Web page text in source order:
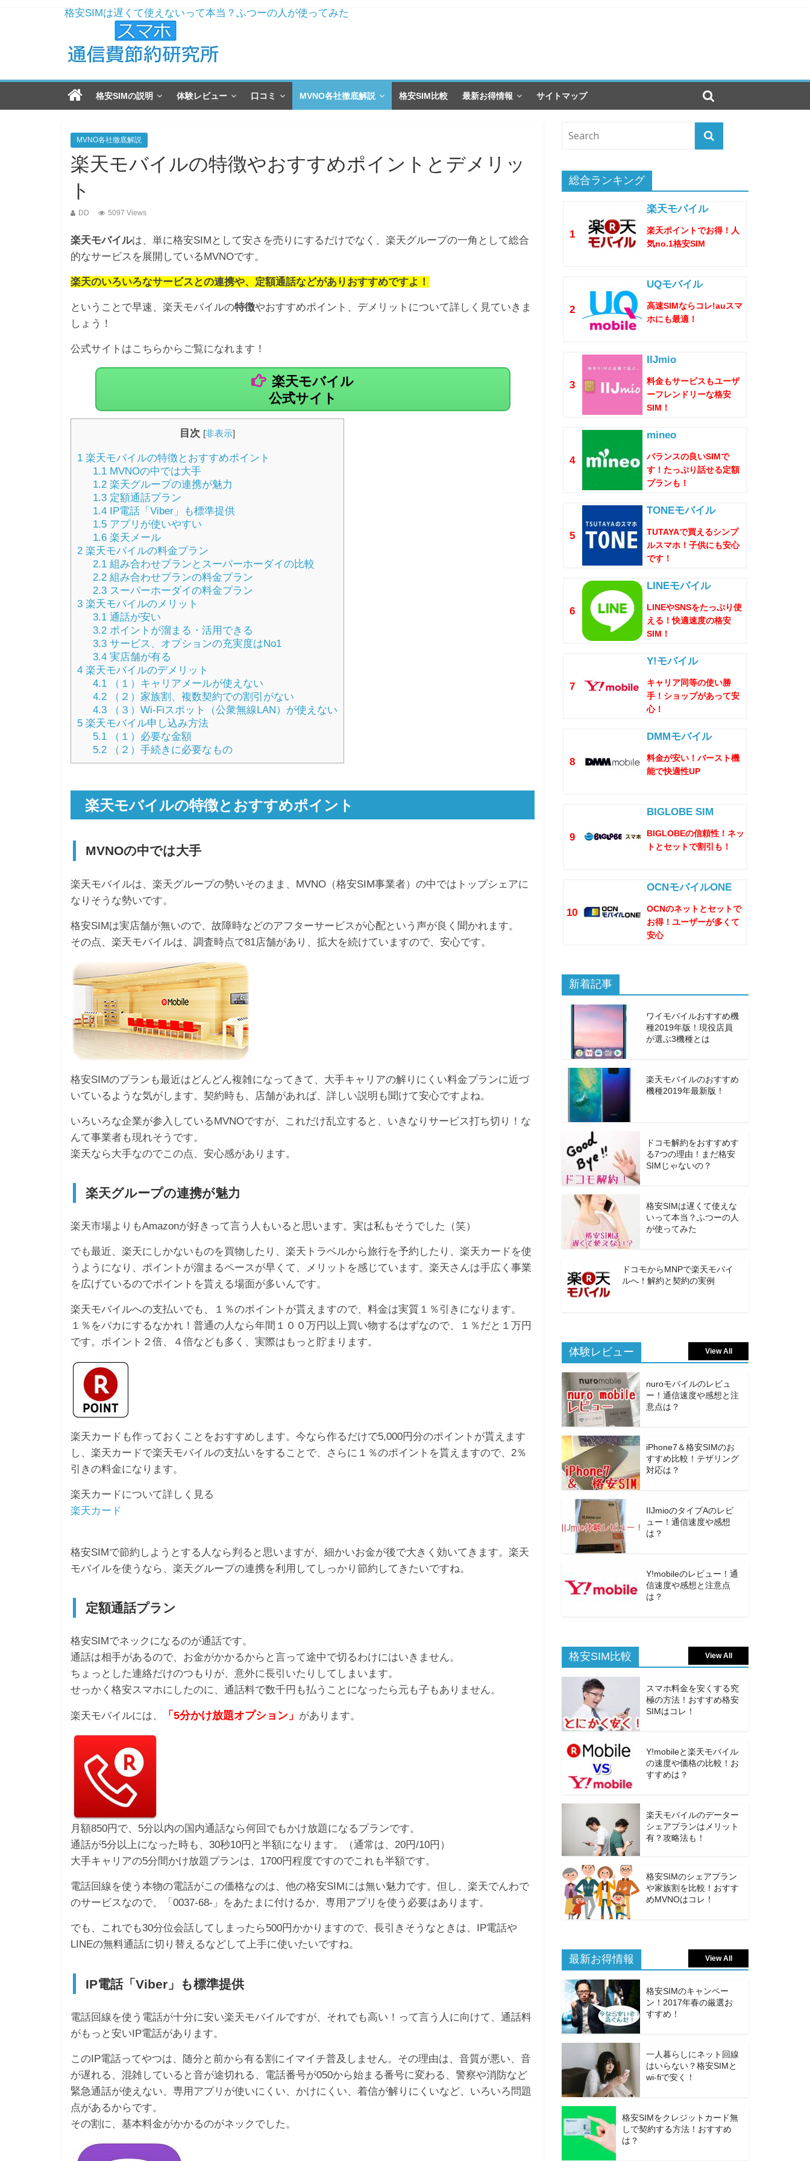
格安SIMは遅くて使えないって本当？ふつーの人が使ってみた
ドコモからMNPで楽天モバイルへ！解約と契約の実例
ワイモバイルおすすめ機種2019年版！現役店員が選ぶ3機種とは
楽天モバイルのおすすめ機種2019年最新版！
ドコモ解約をおすすめする7つの理由！まだ格安SIMじゃないの？
格安SIMの説明 体験レビュー 口コミ MVNO各社徹底解説 格安SIM比較 最新お得情報 サイトマップ
MVNO各社徹底解説
楽天モバイルの特徴やおすすめポイントとデメリッ
ト
DD 5097 Views
楽天モバイルは、単に格安SIMとして安さを売りにするだけでなく、楽天グループの一角として総合
的なサービスを展開しているMVNOです。
楽天のいろいろなサービスとの連携や、定額通話などがありおすすめですよ！
ということで早速、楽天モバイルの特徴やおすすめポイント、デメリットについて詳しく見ていきま
しょう！
公式サイトはこちらからご覧になれます！
楽天モバイル
公式サイト
目次 [非表示]
1 楽天モバイルの特徴とおすすめポイント
1.1MVNOの中では大手
1.2楽天グループの連携が魅力
1.3定額通話プラン
1.4IP電話「Viber」も標準提供
1.5アプリが使いやすい
1.6楽天メール
2 楽天モバイルの料金プラン
2.1組み合わせプランとスーパーホーダイの比較
2.2組み合わせプランの料金プラン
2.3スーパーホーダイの料金プラン
3 楽天モバイルのメリット
3.1通話が安い
3.2ポイントが溜まる・活用できる
3.3サービス、オプションの充実度はNo1
3.4実店舗が有る
4 楽天モバイルのデメリット
4.1（１）キャリアメールが使えない
4.2（２）家族割、複数契約での割引がない
4.3（３）Wi-Fiスポット（公衆無線LAN）が使えない
5 楽天モバイル申し込み方法
5.1（１）必要な金額
5.2（２）手続きに必要なもの
楽天モバイルの特徴とおすすめポイント
MVNOの中では大手
楽天モバイルは、楽天グループの勢いそのまま、MVNO（格安SIM事業者）の中ではトップシェアに
なりそうな勢いです。
格安SIMは実店舗が無いので、故障時などのアフターサービスが心配という声が良く聞かれます。
その点、楽天モバイルは、調査時点で81店舗があり、拡大を続けていますので、安心です。
格安SIMのプランも最近はどんどん複雑になってきて、大手キャリアの解りにくい料金プランに近づ
いているような気がします。契約時も、店舗があれば、詳しい説明も聞けて安心ですよね。
いろいろな企業が参入しているMVNOですが、これだけ乱立すると、いきなりサービス打ち切り！な
んて事業者も現れそうです。
楽天なら大手なのでこの点、安心感があります。
楽天グループの連携が魅力
楽天市場よりもAmazonが好きって言う人もいると思います。実は私もそうでした（笑）
でも最近、楽天にしかないものを買物したり、楽天トラベルから旅行を予約したり、楽天カードを使
うようになり、ポイントが溜まるペースが早くて、メリットを感じています。楽天さんは手広く事業
を広げているのでポイントを貰える場面が多いんです。
楽天モバイルへの支払いでも、１％のポイントが貰えますので、料金は実質１％引きになります。
１％をバカにするなかれ！普通の人なら年間１００万円以上買い物するはずなので、１％だと１万円
です。ポイント２倍、４倍なども多く、実際はもっと貯まります。
楽天カードも作っておくことをおすすめします。今なら作るだけで5,000円分のポイントが貰えます
し、楽天カードで楽天モバイルの支払いをすることで、さらに１％のポイントを貰えますので、2％
引きの料金になります。
楽天カードについて詳しく見る
楽天カード
格安SIMで節約しようとする人なら判ると思いますが、細かいお金が後で大きく効いてきます。楽天
モバイルを使うなら、楽天グループの連携を利用してしっかり節約してきたいですね。
定額通話プラン
格安SIMでネックになるのが通話です。
通話は相手があるので、お金がかかるからと言って途中で切るわけにはいきません。
ちょっとした連絡だけのつもりが、意外に長引いたりしてしまいます。
せっかく格安スマホにしたのに、通話料で数千円も払うことになったら元も子もありません。
楽天モバイルには、 「5分かけ放題オプション」 があります。
月額850円で、5分以内の国内通話なら何回でもかけ放題になるプランです。
通話が5分以上になった時も、30秒10円と半額になります。（通常は、20円/10円）
大手キャリアの5分間かけ放題プランは、1700円程度ですのでこれも半額です。
電話回線を使う本物の電話がこの価格なのは、他の格安SIMには無い魅力です。但し、楽天でんわで
のサービスなので、「0037-68-」をあたまに付けるか、専用アプリを使う必要はあります。
でも、これでも30分位会話してしまったら500円かかりますので、長引きそうなときは、IP電話や
LINEの無料通話に切り替えるなどして上手に使いたいですね。
IP電話「Viber」も標準提供
電話回線を使う電話が十分に安い楽天モバイルですが、それでも高い！って言う人に向けて、通話料
がもっと安いIP電話があります。
このIP電話ってやつは、随分と前から有る割にイマイチ普及しません。その理由は、音質が悪い、音
が遅れる、混雑していると音が途切れる、電話番号が050から始まる番号に変わる、警察や消防など
緊急通話が使えない、専用アプリが使いにくい、かけにくい、着信が解りにくいなど、いろいろ問題
点があるからです。
その割に、基本料金がかかるのがネックでした。
総合ランキング
1
楽天モバイル
楽天ポイントでお得！人
気no.1格安SIM
2
UQモバイル
高速SIMならコレ!auスマ
ホにも最適！
3
IIJmio
料金もサービスもユーザ
ーフレンドリーな格安
SIM！
4
mineo
バランスの良いSIMで
す！たっぷり話せる定額
プランも！
5
TONEモバイル
TUTAYAで買えるシンプ
ルスマホ！子供にも安心
です！
6
LINEモバイル
LINEやSNSをたっぷり使
える！快適速度の格安
SIM！
7
Y!モバイル
キャリア同等の使い勝
手！ショップがあって安
心！
8
DMMモバイル
料金が安い！バースト機
能で快適性UP
9
BIGLOBE SIM
BIGLOBEの信頼性！ネッ
トとセットで割引も！
10
OCNモバイルONE
OCNのネットとセットで
お得！ユーザーが多くて
安心
新着記事
ワイモバイルおすすめ機
種2019年版！現役店員
が選ぶ3機種とは
楽天モバイルのおすすめ
機種2019年最新版！
ドコモ解約をおすすめす
る7つの理由！まだ格安
SIMじゃないの？
格安SIMは遅くて使えな
いって本当？ふつーの人
が使ってみた
ドコモからMNPで楽天モバイ
ルへ！解約と契約の実例
体験レビュー View All
nuroモバイルのレビュ
ー！通信速度や感想と注
意点は？
iPhone7＆格安SIMのお
すすめ比較！テザリング
対応は？
IIJmioのタイプAのレビ
ュー！通信速度や感想
は？
Y!mobileのレビュー！通
信速度や感想と注意点
は？
格安SIM比較 View All
スマホ料金を安くする究
極の方法！おすすめ格安
SIMはコレ！
Y!mobileと楽天モバイル
の速度や価格の比較！お
すすめは？
楽天モバイルのデーター
シェアプランはメリット
有？攻略法も！
格安SIMのシェアプラン
や家族割を比較！おすす
めMVNOはコレ！
最新お得情報 View All
格安SIMのキャンペー
ン！2017年春の厳選お
すすめ！
一人暮らしにネット回線
はいらない？格安SIMと
wi-fiで安く！
格安SIMをクレジットカード無
しで契約する方法！おすすめ
は？